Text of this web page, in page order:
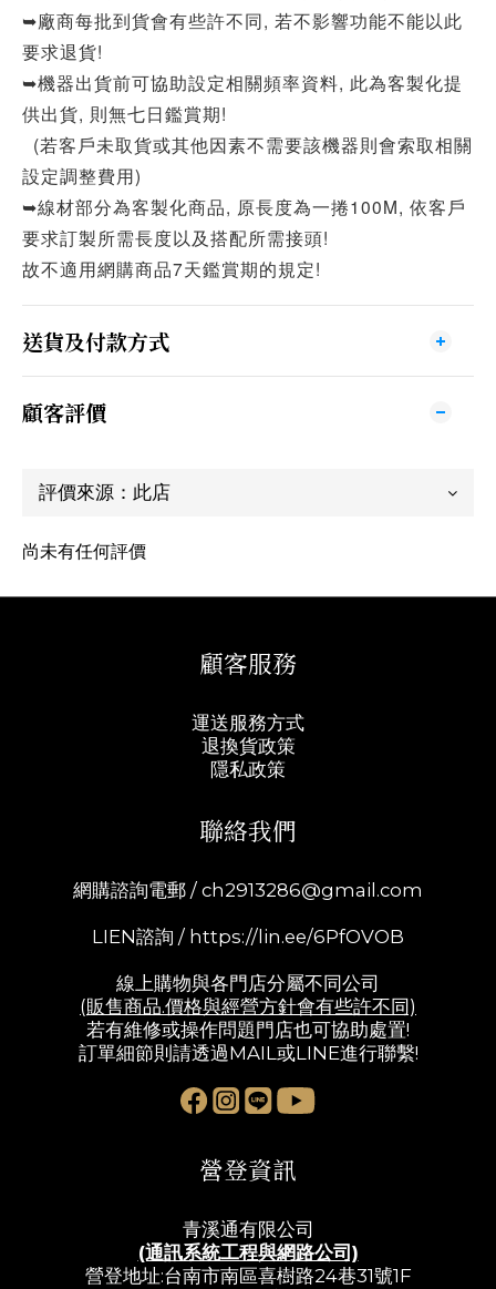
➥廠商每批到貨會有些許不同, 若不影響功能不能以此
要求退貨!
➥機器出貨前可協助設定相關頻率資料, 此為客製化提
供出貨, 則無七日鑑賞期!
(若客戶未取貨或其他因素不需要該機器則會索取相關
設定調整費用)
➥線材部分為客製化商品, 原長度為一捲100M, 依客戶
要求訂製所需長度以及搭配所需接頭!
故不適用網購商品7天鑑賞期的規定!
送貨及付款方式
顧客評價
尚未有任何評價
顧客服務
運送服務方式
退換貨政策
隱私政策
聯絡我們
網購諮詢電郵 / ch2913286@gmail.com
LIEN諮詢 / https://lin.ee/6PfOVOB
線上購物與各門店分屬不同公司
(販售商品.價格與經營方針會有些許不同)
若有維修或操作問題門店也可協助處置!
訂單細節則請透過MAIL或LINE進行聯繫!
營登資訊
青溪通有限公司
(通訊系統工程與網路公司)
營登地址:台南市南區喜樹路24巷31號1F